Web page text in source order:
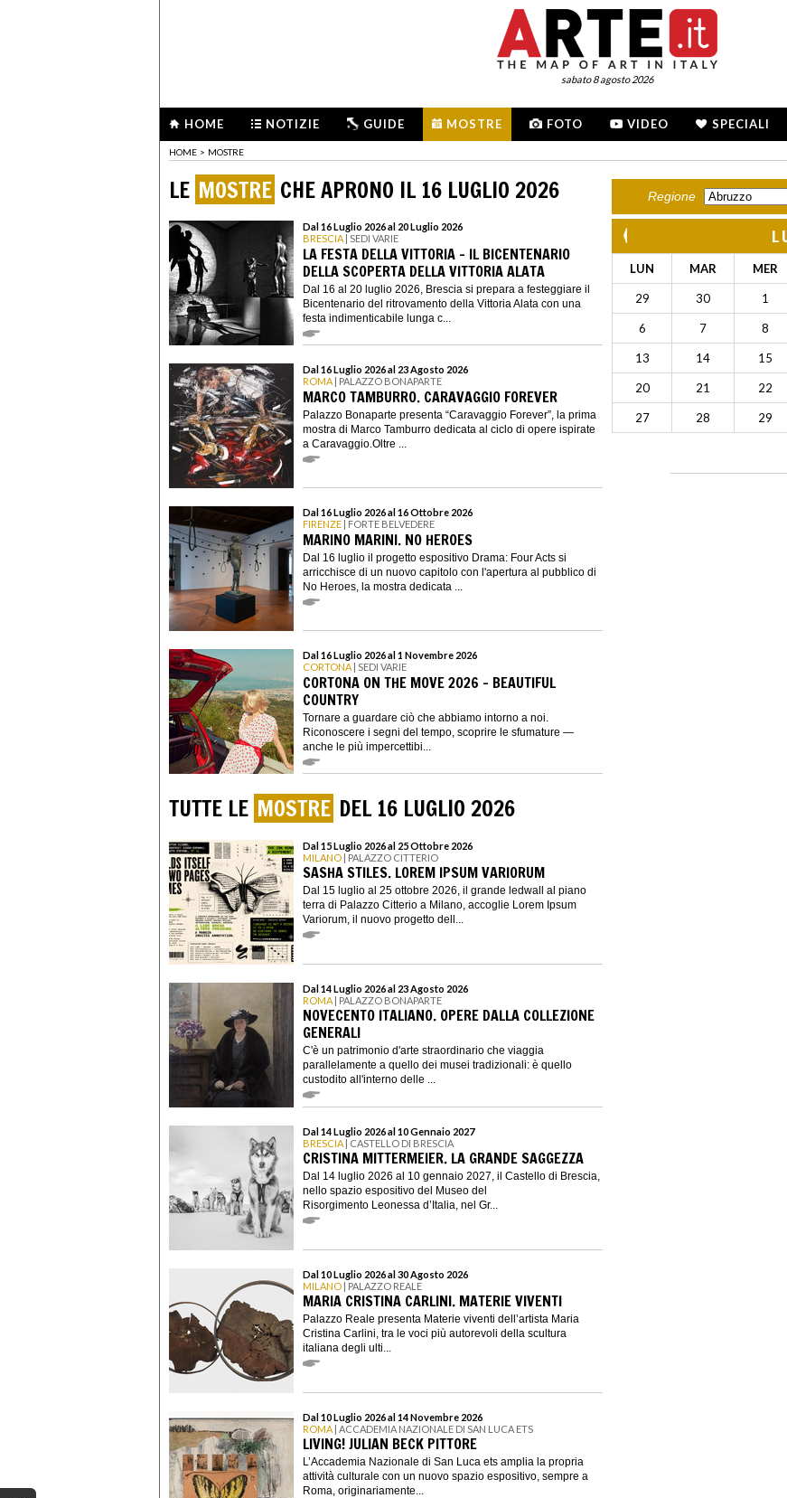
sabato 8 agosto 2026
HOME NOTIZIE GUIDE MOSTRE FOTO VIDEO SPECIALI
HOME > MOSTRE
LE MOSTRE CHE APRONO IL 16 LUGLIO 2026
Dal 16 Luglio 2026 al 20 Luglio 2026
BRESCIA | SEDI VARIE
LA FESTA DELLA VITTORIA – IL BICENTENARIO
DELLA SCOPERTA DELLA VITTORIA ALATA
Dal 16 al 20 luglio 2026, Brescia si prepara a festeggiare il
Bicentenario del ritrovamento della Vittoria Alata con una
festa indimenticabile lunga c...
Dal 16 Luglio 2026 al 23 Agosto 2026
ROMA | PALAZZO BONAPARTE
MARCO TAMBURRO. CARAVAGGIO FOREVER
Palazzo Bonaparte presenta “Caravaggio Forever”, la prima
mostra di Marco Tamburro dedicata al ciclo di opere ispirate
a Caravaggio.Oltre ...
Dal 16 Luglio 2026 al 16 Ottobre 2026
FIRENZE | FORTE BELVEDERE
MARINO MARINI. NO HEROES
Dal 16 luglio il progetto espositivo Drama: Four Acts si
arricchisce di un nuovo capitolo con l'apertura al pubblico di
No Heroes, la mostra dedicata ...
Dal 16 Luglio 2026 al 1 Novembre 2026
CORTONA | SEDI VARIE
CORTONA ON THE MOVE 2026 - BEAUTIFUL
COUNTRY
Tornare a guardare ciò che abbiamo intorno a noi.
Riconoscere i segni del tempo, scoprire le sfumature —
anche le più impercettibi...
TUTTE LE MOSTRE DEL 16 LUGLIO 2026
Dal 15 Luglio 2026 al 25 Ottobre 2026
MILANO | PALAZZO CITTERIO
SASHA STILES. LOREM IPSUM VARIORUM
Dal 15 luglio al 25 ottobre 2026, il grande ledwall al piano
terra di Palazzo Citterio a Milano, accoglie Lorem Ipsum
Variorum, il nuovo progetto dell...
Dal 14 Luglio 2026 al 23 Agosto 2026
ROMA | PALAZZO BONAPARTE
NOVECENTO ITALIANO. OPERE DALLA COLLEZIONE
GENERALI
C'è un patrimonio d'arte straordinario che viaggia
parallelamente a quello dei musei tradizionali: è quello
custodito all'interno delle ...
Dal 14 Luglio 2026 al 10 Gennaio 2027
BRESCIA | CASTELLO DI BRESCIA
CRISTINA MITTERMEIER. LA GRANDE SAGGEZZA
Dal 14 luglio 2026 al 10 gennaio 2027, il Castello di Brescia,
nello spazio espositivo del Museo del
Risorgimento Leonessa d’Italia, nel Gr...
Dal 10 Luglio 2026 al 30 Agosto 2026
MILANO | PALAZZO REALE
MARIA CRISTINA CARLINI. MATERIE VIVENTI
Palazzo Reale presenta Materie viventi dell’artista Maria
Cristina Carlini, tra le voci più autorevoli della scultura
italiana degli ulti...
Dal 10 Luglio 2026 al 14 Novembre 2026
ROMA | ACCADEMIA NAZIONALE DI SAN LUCA ETS
LIVING! JULIAN BECK PITTORE
L’Accademia Nazionale di San Luca ets amplia la propria
attività culturale con un nuovo spazio espositivo, sempre a
Roma, originariamente...
Regione
LUN MAR MER
29 30 1
6 7 8
13 14 15
20 21 22
27 28 29